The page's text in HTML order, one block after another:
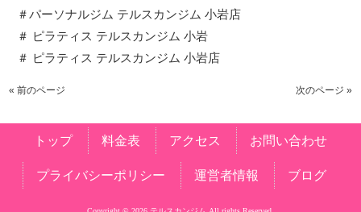
＃パーソナルジム テルスカンジム 小岩店
＃ ピラティス テルスカンジム 小岩
＃ ピラティス テルスカンジム 小岩店
« 前のページ 次のページ »
トップ 料金表 アクセス お問い合わせ
プライバシーポリシー 運営者情報 ブログ